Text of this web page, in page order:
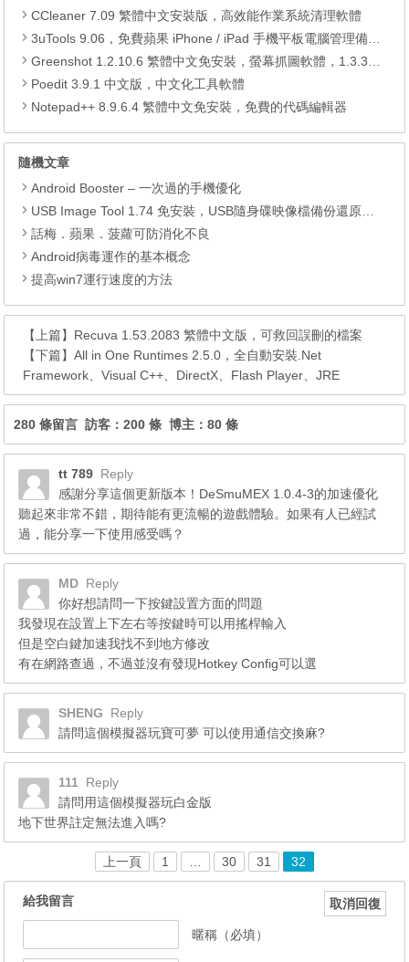
CCleaner 7.09 繁體中文安裝版，高效能作業系統清理軟體
3uTools 9.06，免費蘋果 iPhone / iPad 手機平板電腦管理備份還原軟體
Greenshot 1.2.10.6 繁體中文免安裝，螢幕抓圖軟體，1.3.315 安裝版
Poedit 3.9.1 中文版，中文化工具軟體
Notepad++ 8.9.6.4 繁體中文免安裝，免費的代碼編輯器
隨機文章
Android Booster – 一次過的手機優化
USB Image Tool 1.74 免安裝，USB隨身碟映像檔備份還原工具
話梅．蘋果．菠蘿可防消化不良
Android病毒運作的基本概念
提高win7運行速度的方法
【上篇】 Recuva 1.53.2083 繁體中文版，可救回誤刪的檔案
【下篇】All in One Runtimes 2.5.0，全自動安裝.Net
Framework、Visual C++、DirectX、Flash Player、JRE
280 條留言 訪客：200 條 博主：80 條
tt 789 Reply
感謝分享這個更新版本！DeSmuMEX 1.0.4-3的加速優化
聽起來非常不錯，期待能有更流暢的遊戲體驗。如果有人已經試
過，能分享一下使用感受嗎？
MD Reply
你好想請問一下按鍵設置方面的問題
我發現在設置上下左右等按鍵時可以用搖桿輸入
但是空白鍵加速我找不到地方修改
有在網路查過，不過並沒有發現Hotkey Config可以選
SHENG
Reply
請問這個模擬器玩寶可夢 可以使用通信交換麻?
111 Reply
請問用這個模擬器玩白金版
地下世界註定無法進入嗎?
上一頁 1 … 30 31 32
給我留言 取消回復
暱稱（必填）